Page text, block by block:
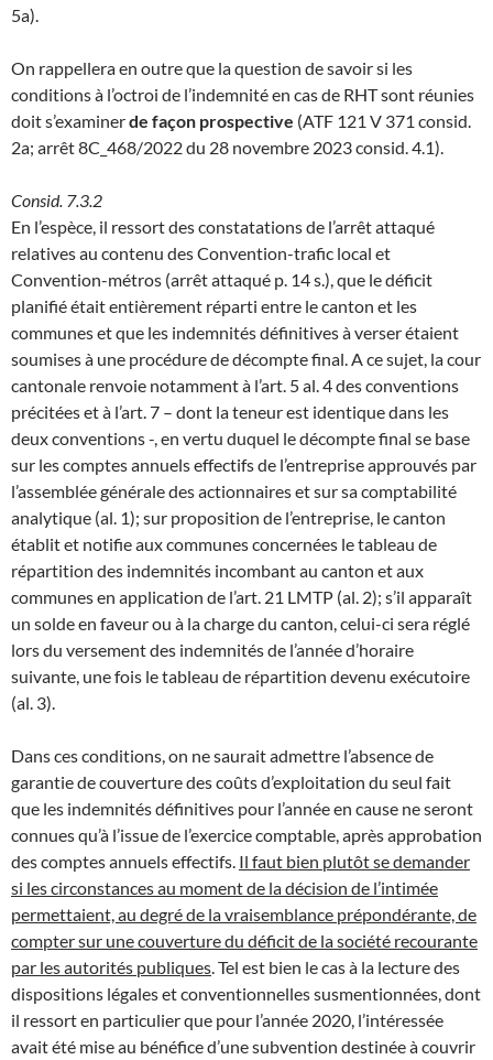
5a).
On rappellera en outre que la question de savoir si les
conditions à l’octroi de l’indemnité en cas de RHT sont réunies
doit s’examinerde façon prospective (ATF 121 V 371 consid.
2a; arrêt 8C_468/2022 du 28 novembre 2023 consid. 4.1).
Consid. 7.3.2
En l’espèce, il ressort des constatations de l’arrêt attaqué
relatives au contenu des Convention-trafic local et
Convention-métros (arrêt attaqué p. 14 s.), que le déficit
planifié était entièrement réparti entre le canton et les
communes et que les indemnités définitives à verser étaient
soumises à une procédure de décompte final. A ce sujet, la cour
cantonale renvoie notamment à l’art. 5 al. 4 des conventions
précitées et à l’art. 7 – dont la teneur est identique dans les
deux conventions -, en vertu duquel le décompte final se base
sur les comptes annuels effectifs de l’entreprise approuvés par
l’assemblée générale des actionnaires et sur sa comptabilité
analytique (al. 1); sur proposition de l’entreprise, le canton
établit et notifie aux communes concernées le tableau de
répartition des indemnités incombant au canton et aux
communes en application de l’art. 21 LMTP (al. 2); s’il apparaît
un solde en faveur ou à la charge du canton, celui-ci sera réglé
lors du versement des indemnités de l’année d’horaire
suivante, une fois le tableau de répartition devenu exécutoire
(al. 3).
Dans ces conditions, on ne saurait admettre l’absence de
garantie de couverture des coûts d’exploitation du seul fait
que les indemnités définitives pour l’année en cause ne seront
connues qu’à l’issue de l’exercice comptable, après approbation
des comptes annuels effectifs. Il faut bien plutôt se demander
si les circonstances au moment de la décision de l’intimée
permettaient, au degré de la vraisemblance prépondérante, de
compter sur une couverture du déficit de la société recourante
par les autorités publiques . Tel est bien le cas à la lecture des
dispositions légales et conventionnelles susmentionnées, dont
il ressort en particulier que pour l’année 2020, l’intéressée
avait été mise au bénéfice d’une subvention destinée à couvrir